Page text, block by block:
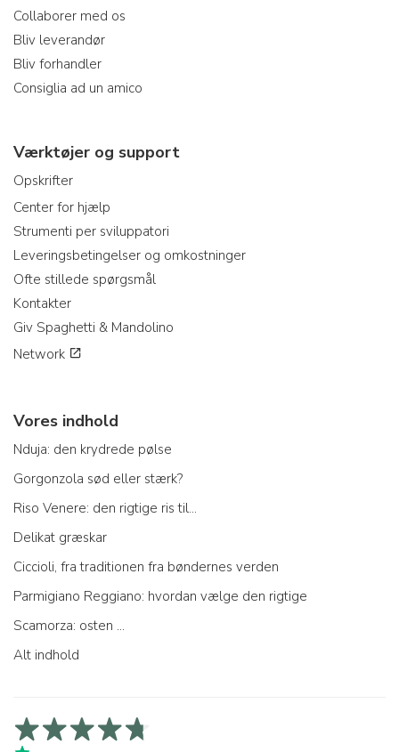
Collaborer med os
Bliv leverandør
Bliv forhandler
Consiglia ad un amico
Værktøjer og support
Opskrifter
Center for hjælp
Strumenti per sviluppatori
Leveringsbetingelser og omkostninger
Ofte stillede spørgsmål
Kontakter
Giv Spaghetti & Mandolino
Network
Vores indhold
Nduja: den krydrede pølse
Gorgonzola sød eller stærk?
Riso Venere: den rigtige ris til...
Delikat græskar
Ciccioli, fra traditionen fra bøndernes verden
Parmigiano Reggiano: hvordan vælge den rigtige
Scamorza: osten ...
Alt indhold